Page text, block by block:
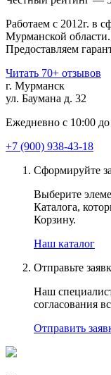
Работаем с 2012г. в
Мурманской области.
Предоставляем
Читать 70+ отзывов
г. Мурманск
ул. Баумана д. 32
Ежедневно с 10:00
+7 (900) 938-43-18
Сформируйте
Выберите
Каталога,
Корзину.
Наш каталог
Отправьте
Наш
согласования
Отправить